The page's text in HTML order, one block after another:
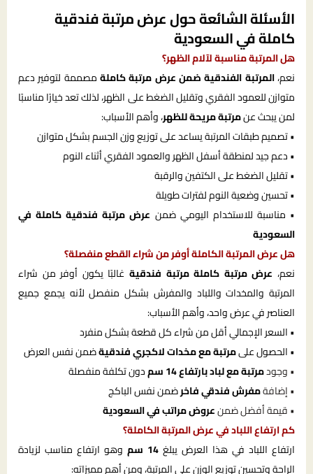
الأسئلة الشائعة حول عرض مرتبة فندقية
كاملة في السعودية
هل المرتبة مناسبة لآلام الظهر؟
نعم،المرتبة الفندقية ضمن عرض مرتبة كاملةمصممة لتوفير دعم
متوازن للعمود الفقري وتقليل الضغط على الظهر، لذلك تعد خيارًا مناسبًا
لمن يبحث عنمرتبة مريحة للظهر، وأهم الأسباب:
• تصميم طبقات المرتبة يساعد على توزيع وزن الجسم بشكل متوازن
• دعم جيد لمنطقة أسفل الظهر والعمود الفقري أثناء النوم
• تقليل الضغط على الكتفين والرقبة
• تحسين وضعية النوم لفترات طويلة
• مناسبة للاستخدام اليومي ضمن عرض مرتبة فندقية كاملة في
السعودية
هل عرض المرتبة الكاملة أوفر من شراء القطع منفصلة؟
نعم، عرض مرتبة كاملة مرتبة فندقية غالبًا يكون أوفر من شراء
المرتبة والمخدات واللباد والمفرش بشكل منفصل لأنه يجمع جميع
العناصر في عرض واحد، وأهم الأسباب:
• السعر الإجمالي أقل من شراء كل قطعة بشكل منفرد
• الحصول علىمرتبة مع مخدات لاكجري فندقيةضمن نفس العرض
• وجودمرتبة مع لباد بارتفاع 14 سم
دون تكلفة منفصلة
• إضافةمفرش فندقي فاخرضمن نفس الباكج
• قيمة أفضل ضمنعروض مراتب في السعودية
كم ارتفاع اللباد في عرض المرتبة الكاملة؟
ارتفاع اللباد في هذا العرض يبلغ 14 سم
وهو ارتفاع مناسب لزيادة
الراحة وتحسين توزيع الوزن على المرتبة، ومن أهم مميزاته: